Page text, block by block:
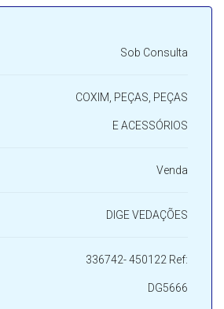
Sob Consulta
COXIM, PEÇAS, PEÇAS
E ACESSÓRIOS
Venda
DIGE VEDAÇÕES
336742- 450122 Ref:
DG5666